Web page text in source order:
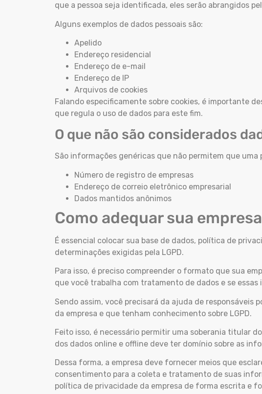
que a pessoa seja identificada, eles serão abrangidos
Alguns exemplos de dados pessoais são:
Apelido
Endereço residencial
Endereço de e-mail
Endereço de IP
Arquivos de cookies
Falando especificamente sobre cookies, é importante
que regula o uso de dados para este fim.
O que não são considerados
São informações genéricas que não permitem que uma
Número de registro de empresas
Endereço de correio eletrônico empresarial
Dados mantidos anônimos
Como adequar sua
É essencial colocar sua base de dados, política de
determinações exigidas pela LGPD.
Para isso, é preciso compreender o formato que sua
que você trabalha com tratamento de dados e se essas
Sendo assim, você precisará da ajuda de responsáveis
da empresa e que tenham conhecimento sobre LGPD.
Feito isso, é necessário permitir uma soberania titular
dos dados online e offline deve ter domínio sobre as
Dessa forma, a empresa deve fornecer meios que
consentimento para a coleta e tratamento de suas
política de privacidade da empresa de forma escrita e